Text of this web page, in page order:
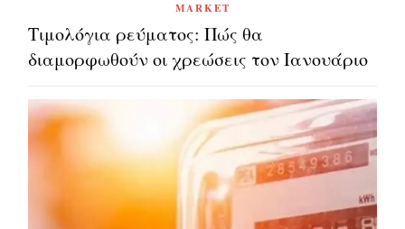
MARKET
Τιμολόγια ρεύματος: Πώς θα
διαμορφωθούν οι χρεώσεις τον Ιανουάριο